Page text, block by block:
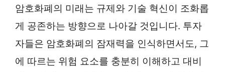
암호화폐의 미래는 규제와 기술 혁신이 조화롭
게 공존하는 방향으로 나아갈 것입니다. 투자
자들은 암호화폐의 잠재력을 인식하면서도, 그
에 따르는 위험 요소를 충분히 이해하고 대비